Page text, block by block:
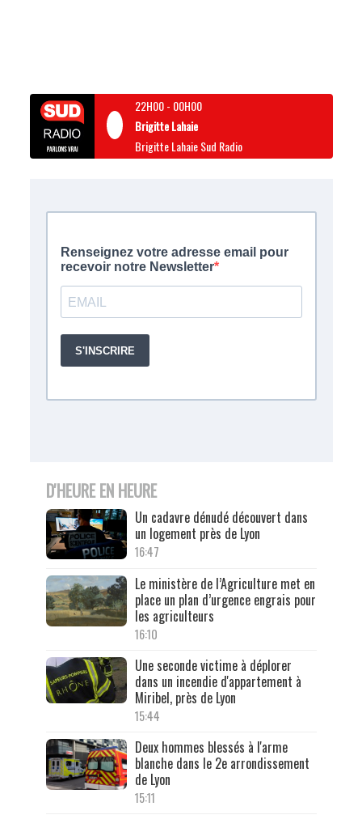
22H00- 00H00
Brigitte Lahaie
Brigitte Lahaie Sud Radio
D'HEURE EN HEURE
Un cadavre dénudé découvert dans
un logement près de Lyon
16:47
Le ministère de l’Agriculture met en
place un plan d’urgence engrais pour
les agriculteurs
16:10
Une seconde victime à déplorer
dans un incendie d'appartement à
Miribel, près de Lyon
15:44
Deux hommes blessés à l'arme
blanche dans le 2e arrondissement
de Lyon
15:11